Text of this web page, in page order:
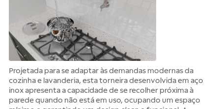
Projetada para se adaptar às demandas modernas da
cozinha e lavanderia, esta torneira desenvolvida em aço
inox apresenta a capacidade de se recolher próxima à
parede quando não está em uso, ocupando um espaço